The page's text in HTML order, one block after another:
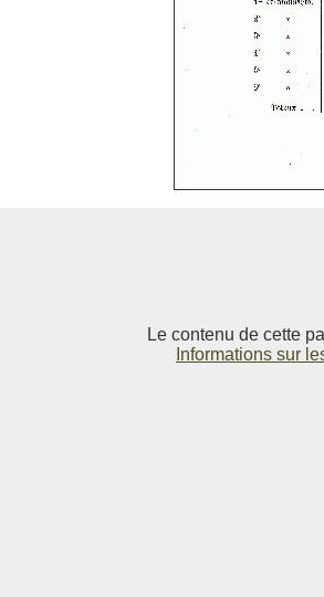
Le contenu de cette
Informations sur